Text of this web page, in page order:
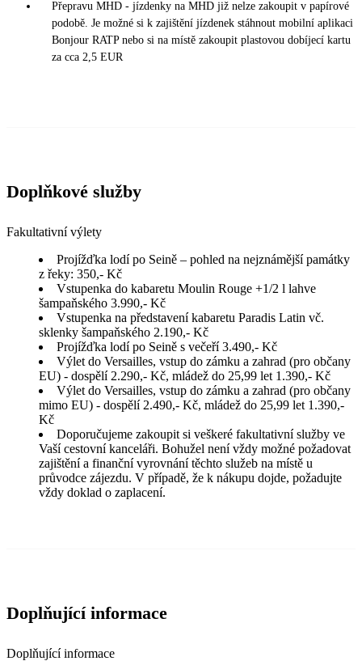
Přepravu MHD - jízdenky na MHD již nelze zakoupit v papírové
podobě. Je možné si k zajištění jízdenek stáhnout mobilní aplikaci
Bonjour RATP nebo si na místě zakoupit plastovou dobíjecí kartu
za cca 2,5 EUR
Doplňkové služby
Fakultativní výlety
Projížďka lodí po Seině – pohled na nejznámější památky
z řeky: 350,- Kč
Vstupenka do kabaretu Moulin Rouge +1/2 l lahve
šampaňského 3.990,- Kč
Vstupenka na představení kabaretu Paradis Latin vč.
sklenky šampaňského 2.190,- Kč
Projížďka lodí po Seině s večeří 3.490,- Kč
Výlet do Versailles, vstup do zámku a zahrad (pro občany
EU) - dospělí 2.290,- Kč, mládež do 25,99 let 1.390,- Kč
Výlet do Versailles, vstup do zámku a zahrad (pro občany
mimo EU) - dospělí 2.490,- Kč, mládež do 25,99 let 1.390,-
Kč
Doporučujeme zakoupit si veškeré fakultativní služby ve
Vaší cestovní kanceláři. Bohužel není vždy možné požadovat
zajištění a finanční vyrovnání těchto služeb na místě u
průvodce zájezdu. V případě, že k nákupu dojde, požadujte
vždy doklad o zaplacení.
Doplňující informace
Doplňující informace